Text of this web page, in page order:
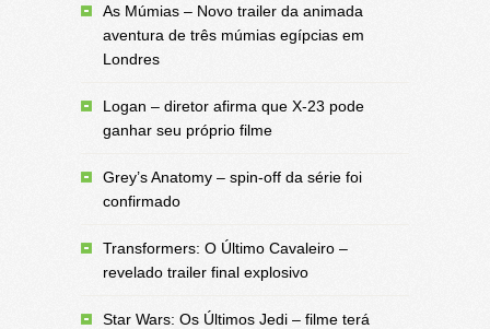
As Múmias – Novo trailer da animada
aventura de três múmias egípcias em
Londres
Logan – diretor afirma que X-23 pode
ganhar seu próprio filme
Grey’s Anatomy – spin-off da série foi
confirmado
Transformers: O Último Cavaleiro –
revelado trailer final explosivo
Star Wars: Os Últimos Jedi – filme terá